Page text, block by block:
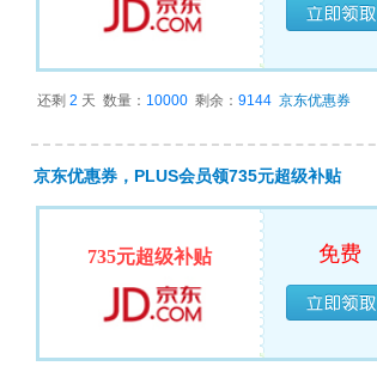
已经领完
还剩 2 天 数量： 10000 剩余： 9144 京东优惠券
京东优惠券，PLUS会员领735元超级补贴
735元超级补贴 免费
已经领完